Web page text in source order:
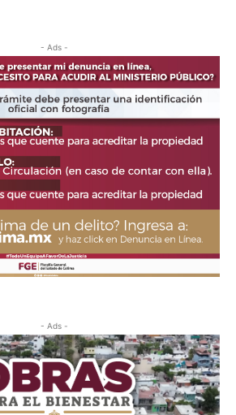
- Ads -
- Ads -